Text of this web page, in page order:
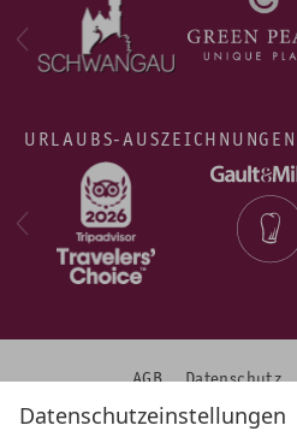
Datenschutzeinstellungen
URLAUBS-AUSZEICHNUNGEN
AGB Datenschutz
einstellungen